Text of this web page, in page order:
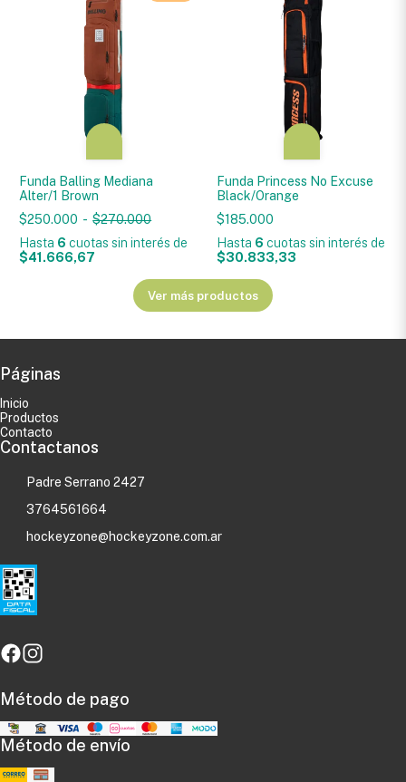
Funda Balling Mediana
Alter/1 Brown
$250.000 - $270.000
Hasta 6 cuotas sin interésde
$41.666,67
Funda Princess No Excuse
Black/Orange
$185.000
Hasta 6 cuotas sin interés de
$30.833,33
Ver más productos
Páginas
Inicio
Productos
Contacto
Contactanos
Padre Serrano 2427
3764561664
hockeyzone@hockeyzone.com.ar
Método de pago
Método de envío